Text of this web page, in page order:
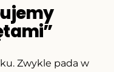
Zwykle pada w